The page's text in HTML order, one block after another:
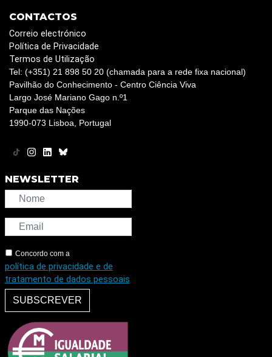
CONTACTOS
Correio electrónico
Política de Privacidade
Termos de Utilização
Tel: (+351) 21 898 50 20 (chamada para a rede fixa nacional)
Pavilhão do Conhecimento - Centro Ciência Viva
Largo José Mariano Gago n.º1
Parque das Nações
1990-073 Lisboa, Portugal
NEWSLETTER
Concordo com a
política de privacidade e de
tratamento de dados pessoais
SUBSCREVER